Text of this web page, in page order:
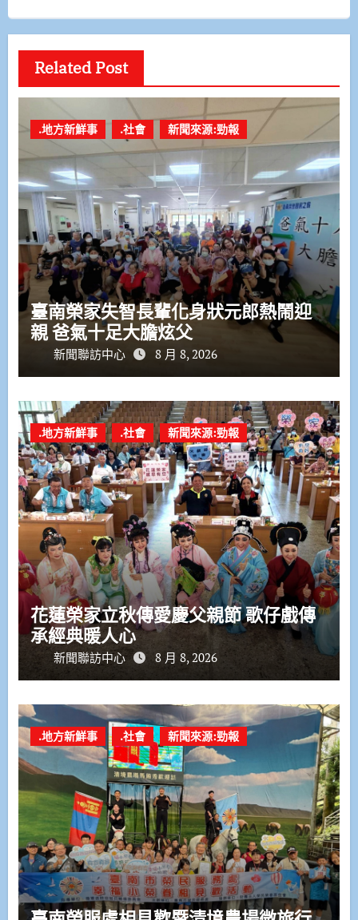
Related Post
.地方新鮮事 .社會 新聞來源:勁報
臺南榮家失智長輩化身狀元郎熱鬧迎
親 爸氣十足大膽炫父
新聞聯訪中心 8 月 8, 2026
.地方新鮮事 .社會 新聞來源:勁報
花蓮榮家立秋傳愛慶父親節 歌仔戲傳
承經典暖人心
新聞聯訪中心 8 月 8, 2026
.地方新鮮事 .社會 新聞來源:勁報